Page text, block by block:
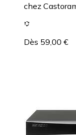
chez
Dès 59,00 €